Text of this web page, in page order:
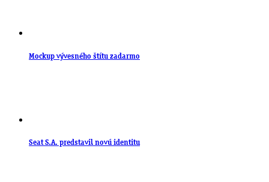
Mockup vývesného štítu zadarmo
Seat S.A. predstavil novú identitu